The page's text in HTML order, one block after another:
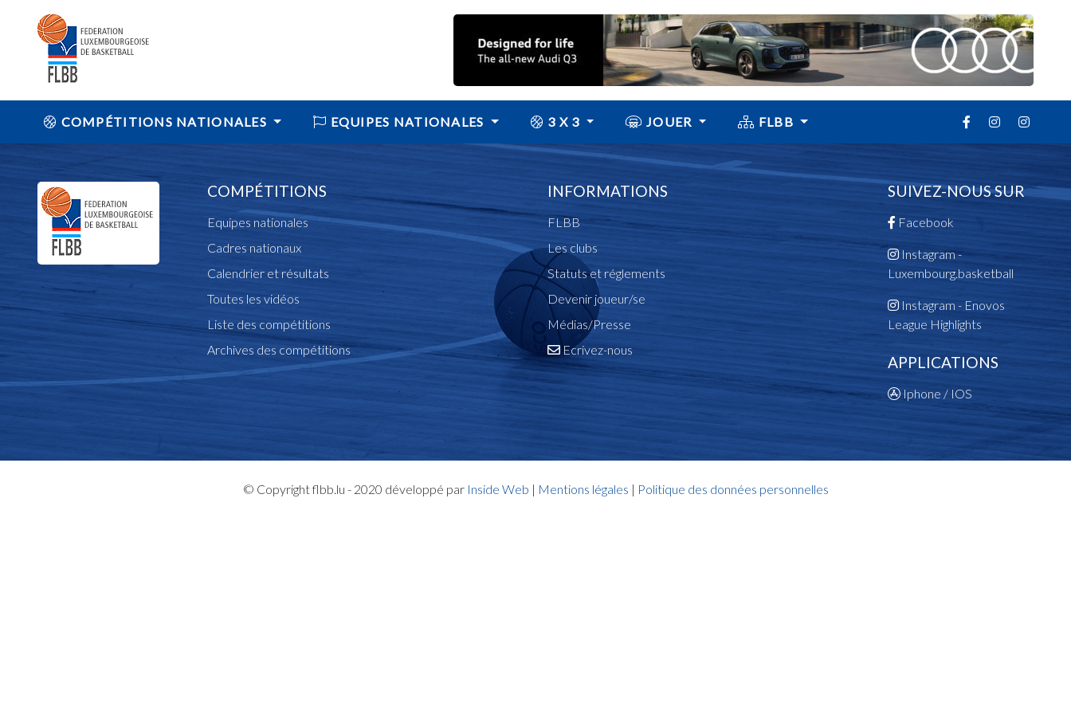
COMPÉTITIONS NATIONALES EQUIPES NATIONALES 3 X 3 JOUER FLBB
COMPÉTITIONS
Equipes nationales
Cadres nationaux
Calendrier et résultats
Toutes les vidéos
Liste des compétitions
Archives des compétitions
INFORMATIONS
FLBB
Les clubs
Statuts et réglements
Devenir joueur/se
Médias/Presse
Ecrivez-nous
SUIVEZ-NOUS SUR
Facebook
Instagram -
Luxembourg.basketball
Instagram - Enovos
League Highlights
APPLICATIONS
Iphone / IOS
© Copyright flbb.lu - 2020 développé par Inside Web | Mentions légales | Politique des données personnelles